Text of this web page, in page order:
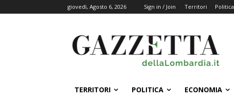
giovedì, Agosto 6, 2026 Sign in / Join Territori Politica
TERRITORI POLITICA ECONOMIA